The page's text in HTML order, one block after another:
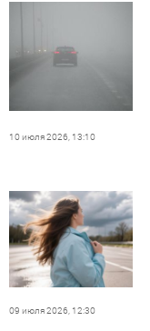
10 июля 2026, 13:10
09 июля 2026, 12:30